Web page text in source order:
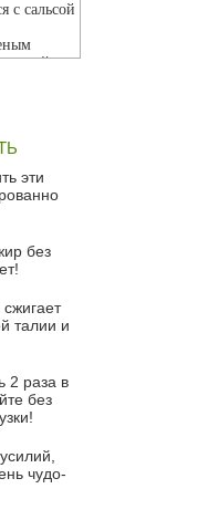
с сальсой
с
суп
с
и
эти
без
талии и
2 раза в
без
чудо-